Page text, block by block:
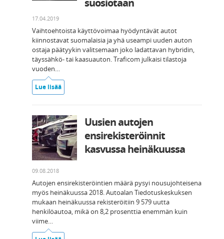
suosiotaan
17.04.2019
Vaihtoehtoista käyttövoimaa hyödyntävät autot
kiinnostavat suomalaisia ja yhä useampi uuden auton
ostaja päätyykin valitsemaan joko ladattavan hybridin,
täyssähkö- tai kaasuauton. Traficom julkaisi tilastoja
vuoden…
Lue lisää
Uusien autojen
ensirekisteröinnit
kasvussa heinäkuussa
09.08.2018
Autojen ensirekisteröintien määrä pysyi nousujohteisena
myös heinäkuussa 2018. Autoalan Tiedotuskeskuksen
mukaan heinäkuussa rekisteröitiin 9 579 uutta
henkilöautoa, mikä on 8,2 prosenttia enemmän kuin
viime…